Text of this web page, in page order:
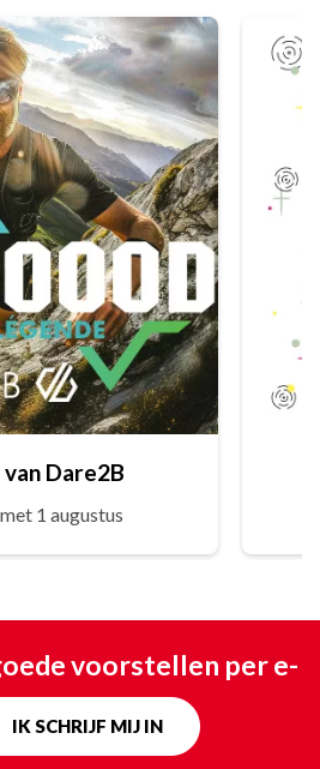
Dare2B
1 augustus
voorstellen per e-
IK SCHRIJF MIJ IN